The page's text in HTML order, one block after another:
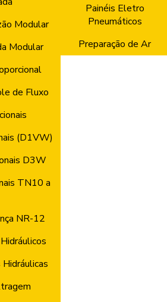
Modular
Modular
de Fluxo
(D1VW)
D3W
TN10 a
NR-12
Painéis Eletro
Pneumáticos
Preparação de Ar